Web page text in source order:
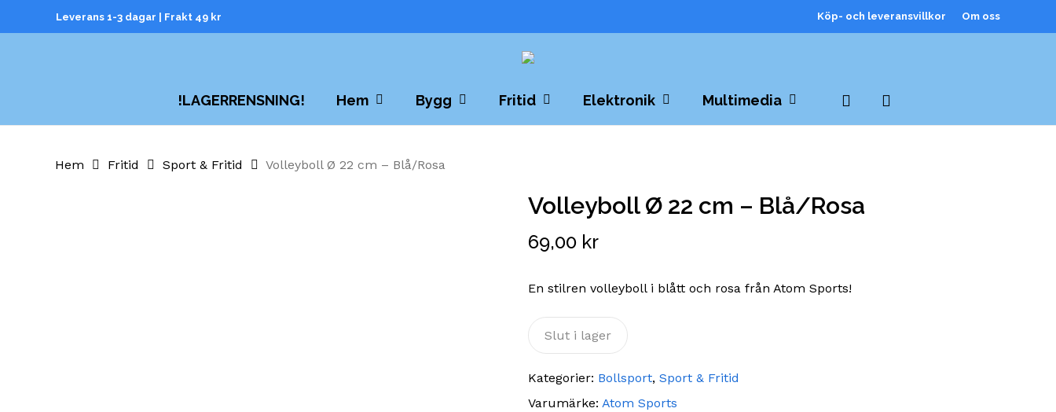
Leverans 1-3 dagar | Frakt 49 kr Köp- och leveransvillkor Om oss
!LAGERRENSNING! Hem Bygg Fritid Elektronik Multimedia search
Cart Close
Hem Fritid Sport & Fritid Volleyboll Ø 22 cm – Blå/Rosa
Volleyboll Ø 22 cm – Blå/Rosa
69,00 kr
En stilren volleyboll i blått och rosa från Atom Sports!
Slut i lager
Kategorier: Bollsport, Sport & Fritid
Varumärke: Atom Sports